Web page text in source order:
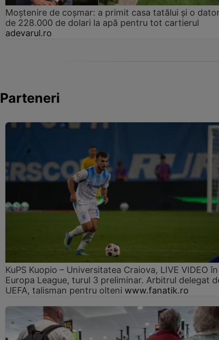
Moștenire de coșmar: a primit casa tatălui și o
de 228.000 de dolari la apă pentru tot cartierul
adevarul.ro
Parteneri
KuPS Kuopio – Universitatea Craiova, LIVE VIDEO în
Europa League, turul 3 preliminar. Arbitrul delegat
UEFA, talisman pentru olteni www.fanatik.ro